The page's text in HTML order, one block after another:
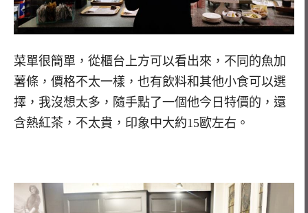
菜單很簡單，從櫃台上方可以看出來，不同的魚加
薯條，價格不太一樣，也有飲料和其他小食可以選
擇，我沒想太多，隨手點了一個他今日特價的，還
含熱紅茶，不太貴，印象中大約15歐左右。